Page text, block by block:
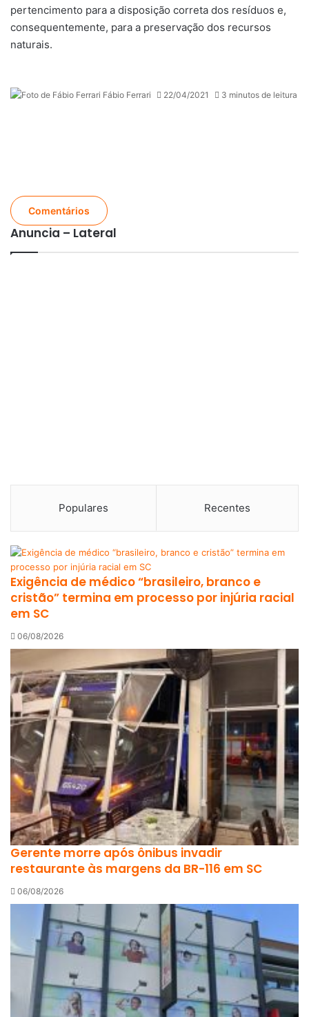
pertencimento para a disposição correta dos resíduos e,
consequentemente, para a preservação dos recursos
naturais.
Fábio Ferrari 22/04/2021 3 minutos de leitura
Comentários
Anuncia – Lateral
Populares Recentes
Exigência de médico “brasileiro, branco e
cristão” termina em processo por injúria racial
em SC
06/08/2026
Gerente morre após ônibus invadir
restaurante às margens da BR-116 em SC
06/08/2026